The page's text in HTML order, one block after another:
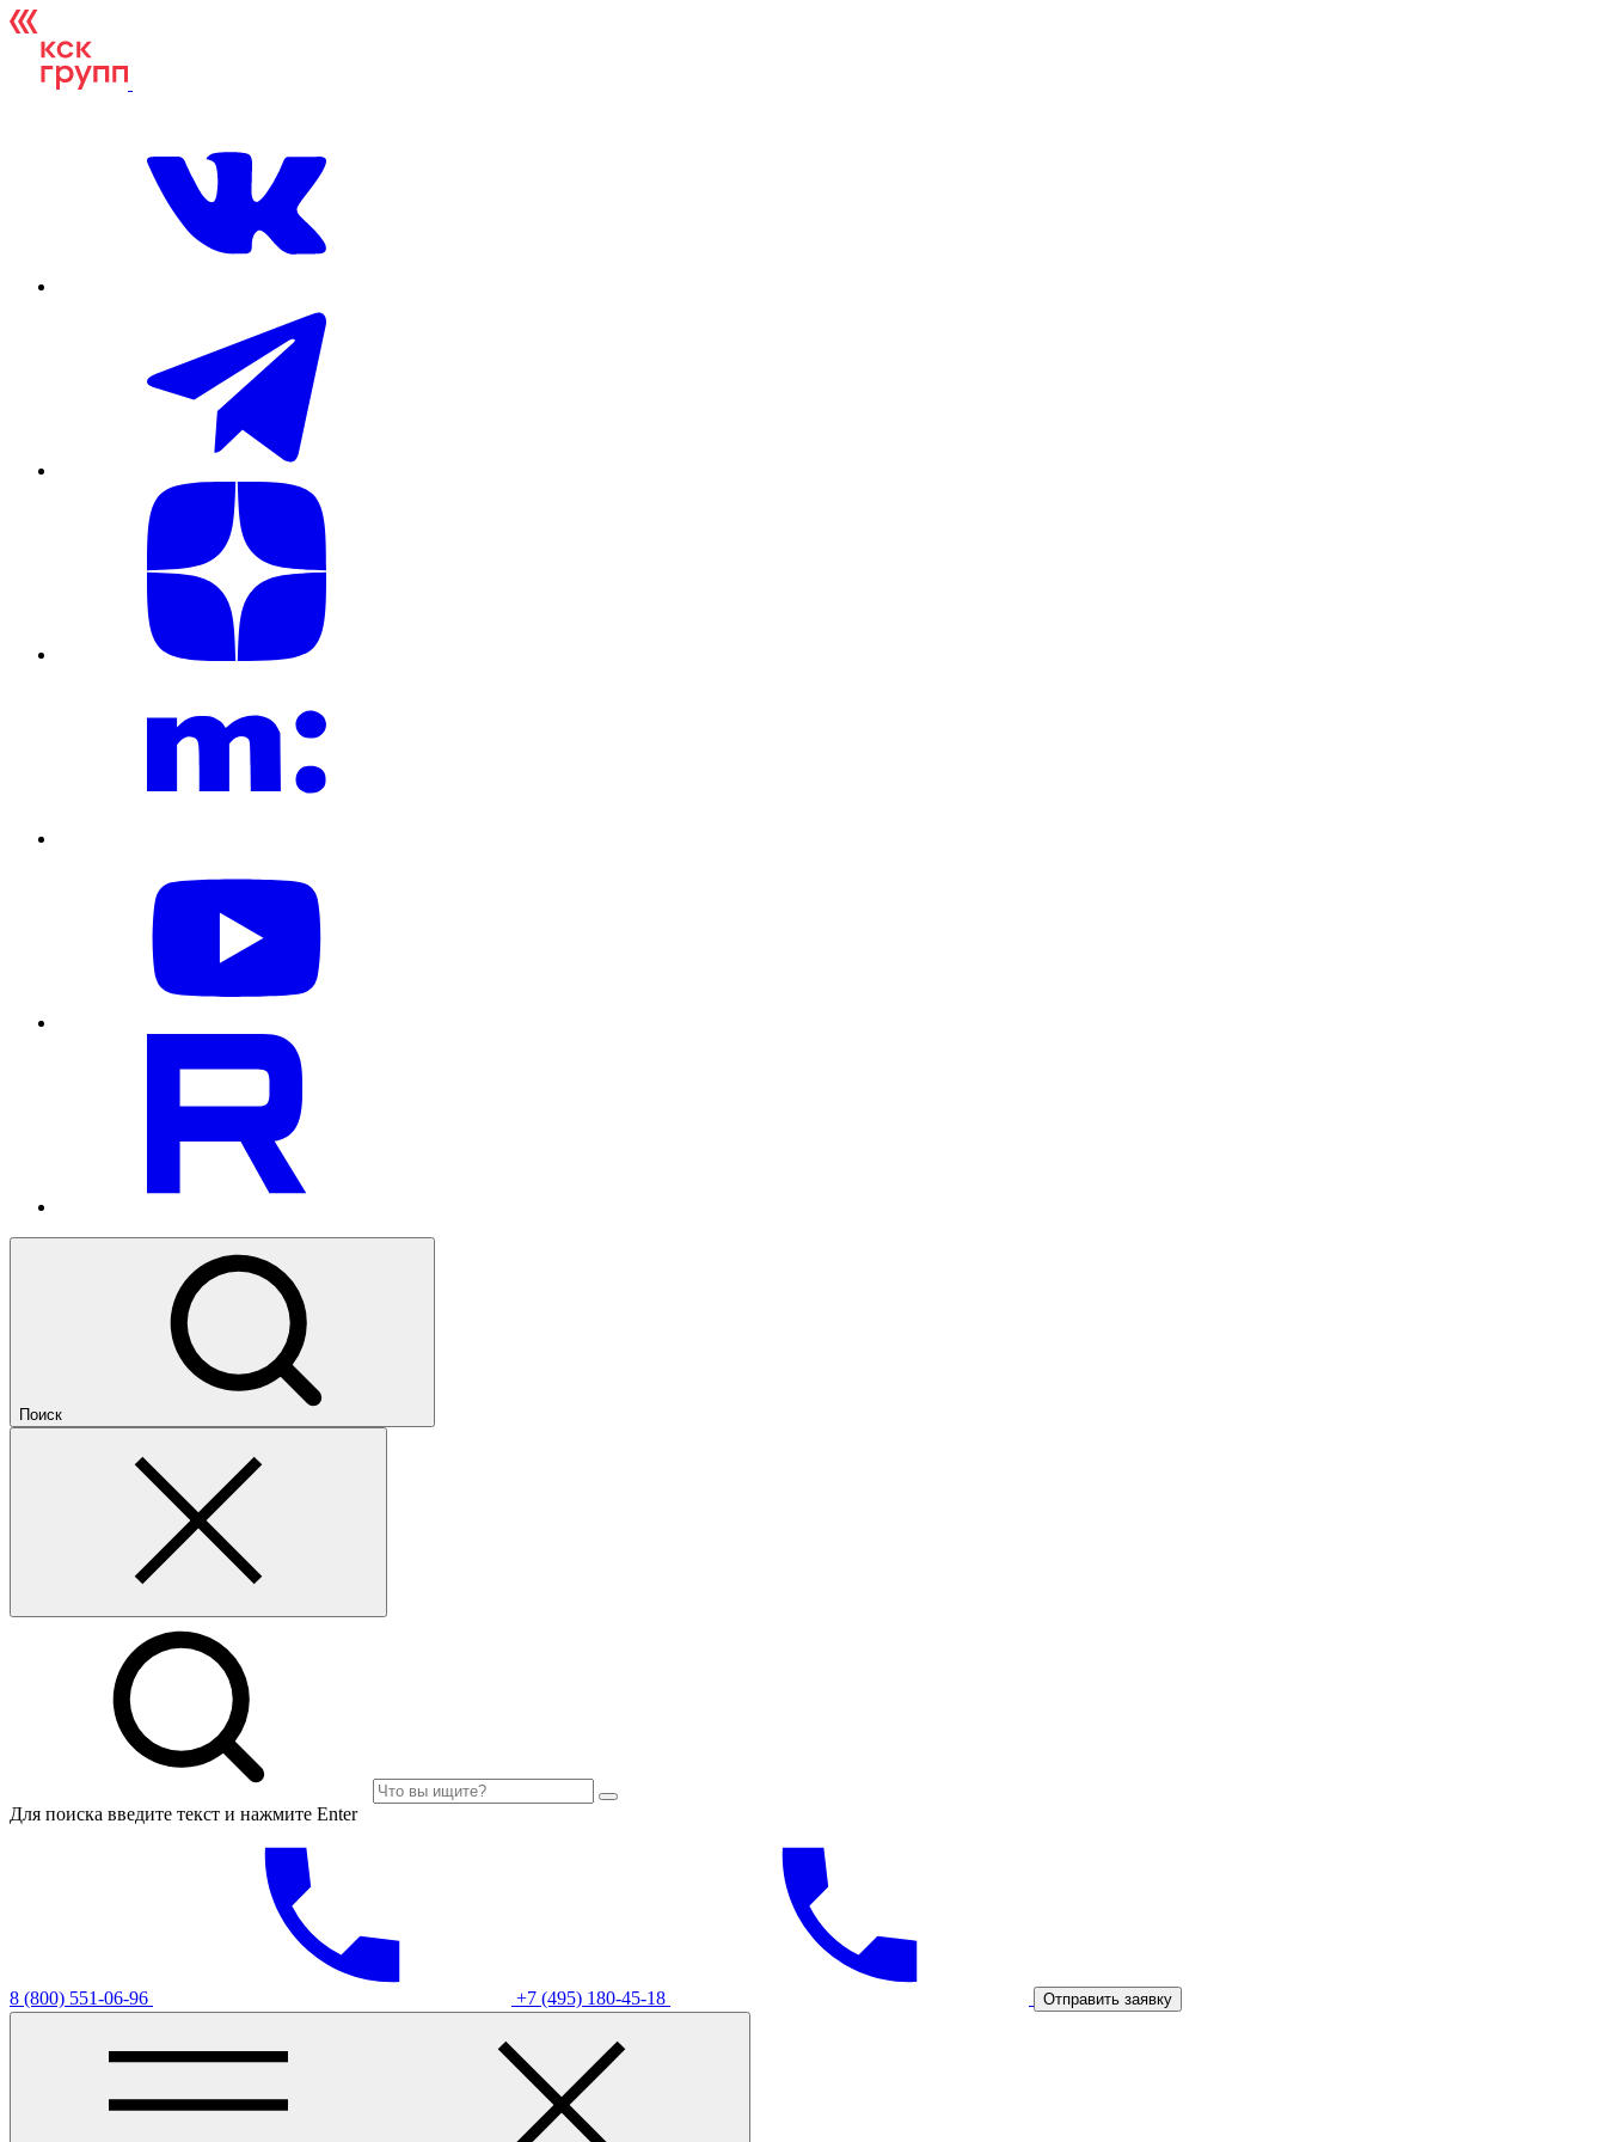
Поиск
Для поиска введите текст и нажмите Enter
8 (800) 551-06-96 +7 (495) 180-45-18 Отправить заявку